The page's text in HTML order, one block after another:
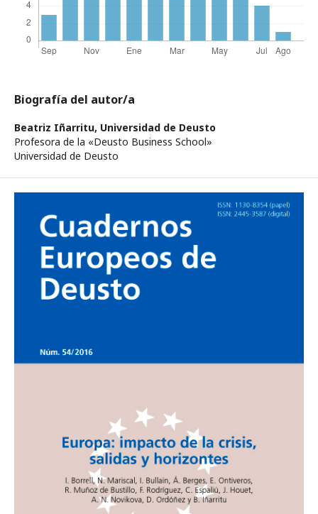
Biografía del autor/a
Beatriz Iñarritu, Universidad de Deusto
Profesora de la «Deusto Business School»
Universidad de Deusto